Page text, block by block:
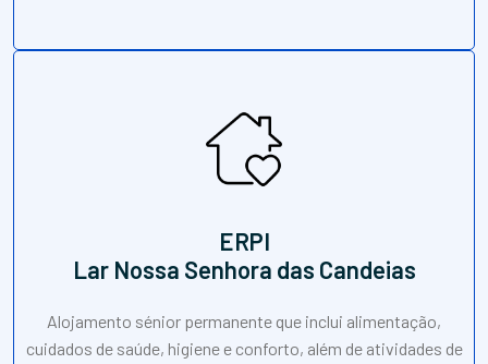
ERPI
Lar Nossa Senhora das Candeias
Alojamento sénior permanente que inclui alimentação,
cuidados de saúde, higiene e conforto, além de atividades de